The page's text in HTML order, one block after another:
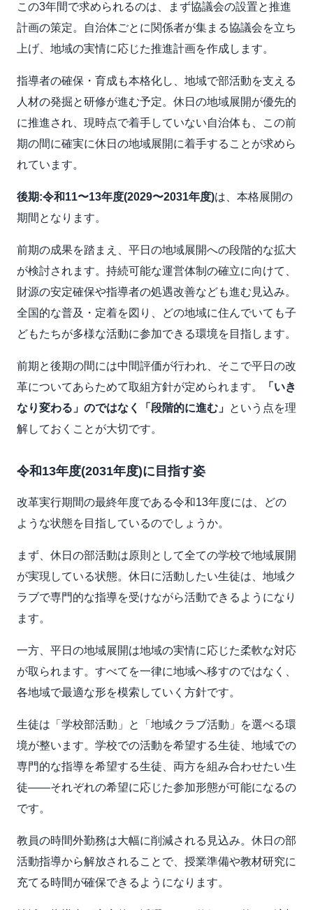
この3年間で求められるのは、まず協議会の設置と推進
計画の策定。自治体ごとに関係者が集まる協議会を立ち
上げ、地域の実情に応じた推進計画を作成します。
指導者の確保・育成も本格化し、地域で部活動を支える
人材の発掘と研修が進む予定。休日の地域展開が優先的
に推進され、現時点で着手していない自治体も、この前
期の間に確実に休日の地域展開に着手することが求めら
れています。
後期:令和11〜13年度(2029〜2031年度)は、本格展開の
期間となります。
前期の成果を踏まえ、平日の地域展開への段階的な拡大
が検討されます。持続可能な運営体制の確立に向けて、
財源の安定確保や指導者の処遇改善なども進む見込み。
全国的な普及・定着を図り、どの地域に住んでいても子
どもたちが多様な活動に参加できる環境を目指します。
前期と後期の間には中間評価が行われ、そこで平日の改
革についてあらためて取組方針が定められます。
「いき
なり変わる」のではなく「段階的に進む」 という点を理
解しておくことが大切です。
令和13年度(2031年度)に目指す姿
改革実行期間の最終年度である令和13年度には、どの
ような状態を目指しているのでしょうか。
まず、休日の部活動は原則として全ての学校で地域展開
が実現している状態。休日に活動したい生徒は、地域ク
ラブで専門的な指導を受けながら活動できるようになり
ます。
一方、平日の地域展開は地域の実情に応じた柔軟な対応
が取られます。すべてを一律に地域へ移すのではなく、
各地域で最適な形を模索していく方針です。
生徒は「学校部活動」と「地域クラブ活動」を選べる環
境が整います。学校での活動を希望する生徒、地域での
専門的な指導を希望する生徒、両方を組み合わせたい生
徒——それぞれの希望に応じた参加形態が可能になるの
です。
教員の時間外勤務は大幅に削減される見込み。休日の部
活動指導から解放されることで、授業準備や教材研究に
充てる時間が確保できるようになります。